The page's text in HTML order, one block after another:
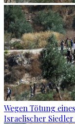
Wegen Tötung
Israelischer